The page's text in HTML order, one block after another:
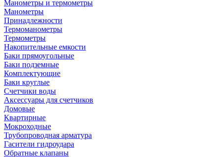
Манометры и термометры
Манометры
Принадлежности
Термоманометры
Термометры
Накопительные емкости
Баки прямоугольные
Баки подземные
Комплектующие
Баки круглые
Счетчики воды
Аксессуары для счетчиков
Домовые
Квартирные
Мокроходные
Трубопроводная арматура
Гасители гидроудара
Обратные клапаны